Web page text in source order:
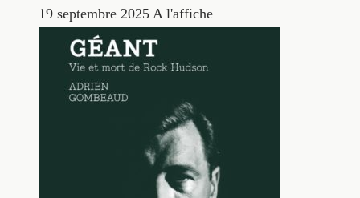
19 septembre 2025 A l'affiche